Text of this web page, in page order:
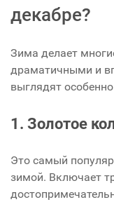
декабре?
Зима делает
драматичными и
выглядят
1. Золотое
Это самый
зимой. Включает